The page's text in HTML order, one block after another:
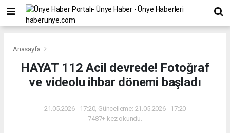
Anasayfa
HAYAT 112 Acil devrede! Fotoğraf
ve videolu ihbar dönemi başladı
21.05.2026 - 17:20, Güncelleme: 21.05.2026 - 17:20
7487+ kez okundu.